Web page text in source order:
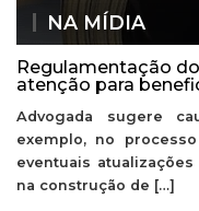
NA MÍDIA
Regulamentação
atenção para
Advogada sugere
exemplo, no
eventuais
na construção de […]